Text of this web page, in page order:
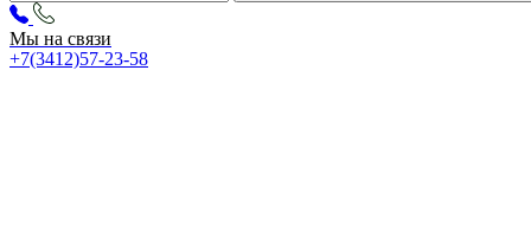
Мы на связи
+7(3412)57-23-58